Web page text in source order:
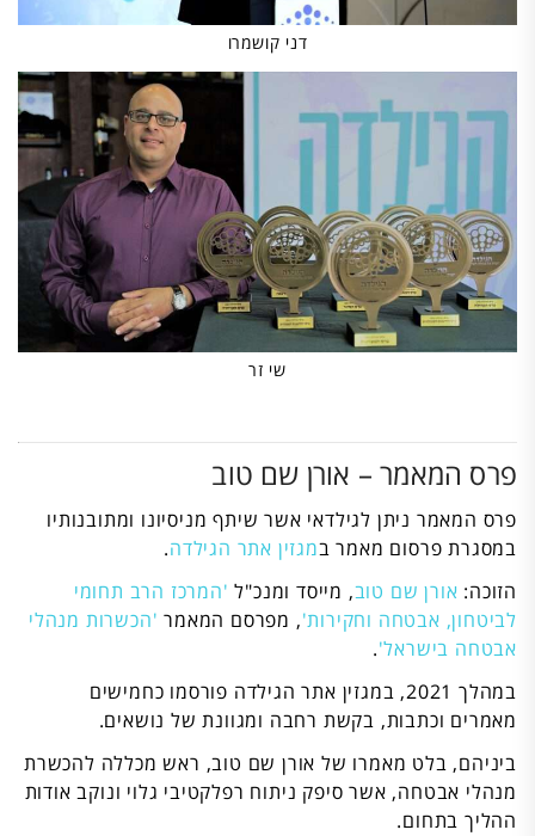
דני קושמרו
שי זר
פרס המאמר – אורן שם טוב
פרס המאמר ניתן לגילדאי אשר שיתף מניסיונו ומתובנותיו
במסגרת פרסום מאמר במגזין אתר הגילדה.
הזוכה: אורן שם טוב, מייסד ומנכ"ל 'המרכז הרב תחומי
לביטחון, אבטחה וחקירות', מפרסם המאמר 'הכשרות מנהלי
אבטחה בישראל'.
במהלך 2021, במגזין אתר הגילדה פורסמו כחמישים
מאמרים וכתבות, בקשת רחבה ומגוונת של נושאים.
ביניהם, בלט מאמרו של אורן שם טוב, ראש מכללה להכשרת
מנהלי אבטחה, אשר סיפק ניתוח רפלקטיבי גלוי ונוקב אודות
ההליך בתחום.